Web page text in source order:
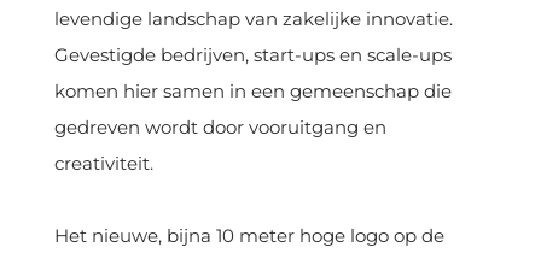
levendige landschap van zakelijke innovatie.
Gevestigde bedrijven, start-ups en scale-ups
komen hier samen in een gemeenschap die
gedreven wordt door vooruitgang en
creativiteit.
Het nieuwe, bijna 10 meter hoge logo op de